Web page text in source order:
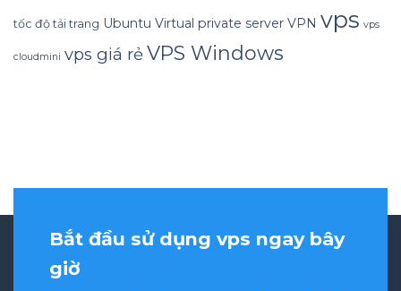
tốc độ tải trang Ubuntu Virtual private server VPN vps vps
cloudmini vps giá rẻVPS Windows
Bắt đầu sử dụng vps ngay bây
giờ